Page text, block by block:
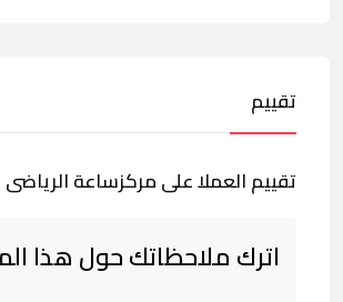
تقييم
تقييم العملا على مركزساعة الرياضى
اترك ملاحظاتك حول هذا